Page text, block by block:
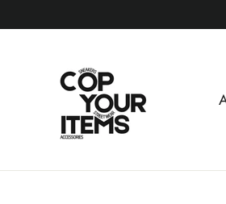
au